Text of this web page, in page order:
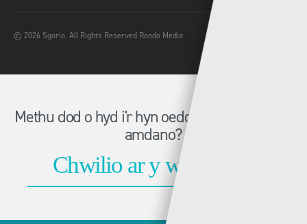
© 2026 Sgorio. All Rights Reserved Rondo Media
Methu dod o hyd i'r hyn oeddech chi'n chwilio
amdano?